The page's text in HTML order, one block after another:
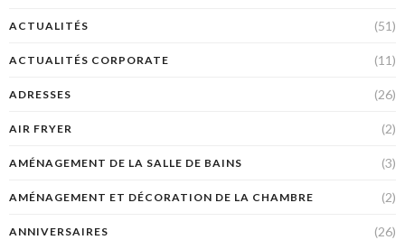
ACTUALITÉS (51)
ACTUALITÉS CORPORATE (11)
ADRESSES (26)
AIR FRYER (2)
AMÉNAGEMENT DE LA SALLE DE BAINS (3)
AMÉNAGEMENT ET DÉCORATION DE LA CHAMBRE (2)
ANNIVERSAIRES (26)